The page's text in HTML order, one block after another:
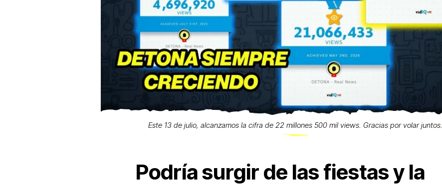
Este 13 de julio, alcanzamos la cifra de 22 millones 500 mil views. Gracias por volar juntos.
Podría surgir de las fiestas y la